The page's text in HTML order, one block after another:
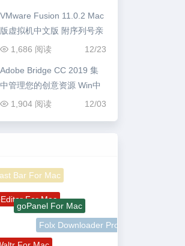
VMware Fusion 11.0.2 Mac
版虚拟机中文版 附序列号亲
测可用
12/23
1,686 阅读
Adobe Bridge CC 2019 集
中管理您的创意资源 Win中
文版
12/03
1,904 阅读
Bar For Mac
For Mac
goPanel For Mac
Folx Downloader Pro
For Mac